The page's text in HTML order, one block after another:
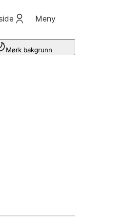
Meny
Mørk bakgrunn